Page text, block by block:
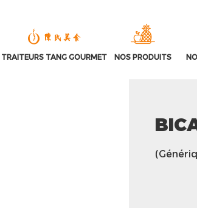
TRAITEURS TANG GOURMET NOS PRODUITS